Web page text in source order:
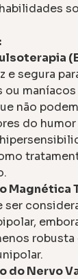
e segura
ou
não
do
Magnética
ser
robusta
do Nervo